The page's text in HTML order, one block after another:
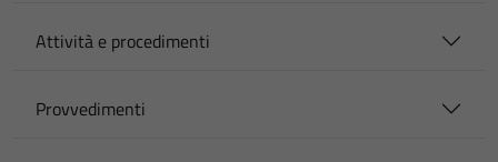
Attività e procedimenti
Provvedimenti